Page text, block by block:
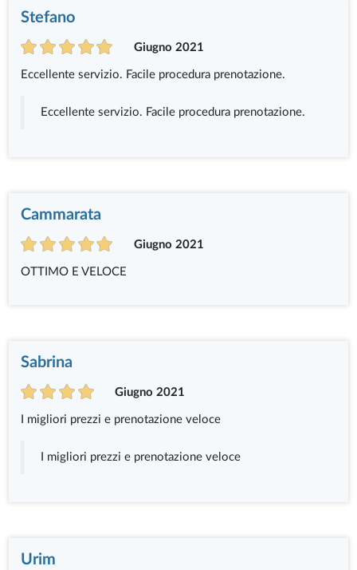
Stefano
Giugno 2021
Eccellente servizio. Facile procedura prenotazione.
Eccellente servizio. Facile procedura prenotazione.
Cammarata
Giugno 2021
OTTIMO E VELOCE
Sabrina
Giugno 2021
I migliori prezzi e prenotazione veloce
I migliori prezzi e prenotazione veloce
Urim